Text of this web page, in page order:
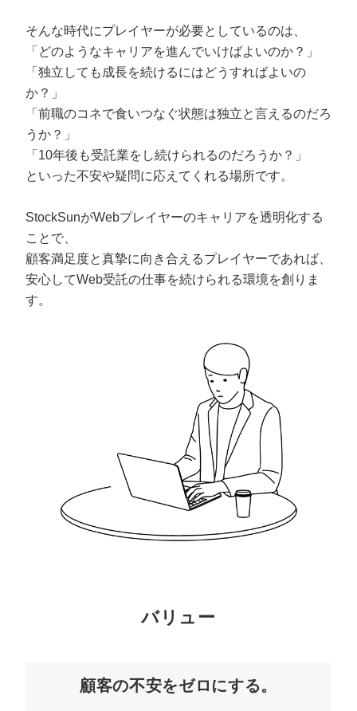
そんな時代にプレイヤーが必要としているのは、
「どのようなキャリアを進んでいけばよいのか？」
「独立しても成長を続けるにはどうすればよいの
か？」
「前職のコネで食いつなぐ状態は独立と言えるのだろ
うか？」
「10年後も受託業をし続けられるのだろうか？」
といった不安や疑問に応えてくれる場所です。
StockSunがWebプレイヤーのキャリアを透明化する
ことで、
顧客満足度と真摯に向き合えるプレイヤーであれば、
安心してWeb受託の仕事を続けられる環境を創りま
す。
バリュー
顧客の不安をゼロにする。